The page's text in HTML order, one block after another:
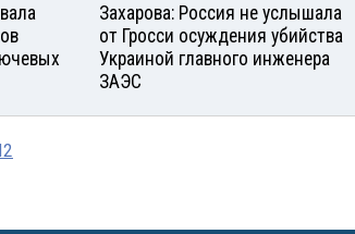
Захарова: Россия не услышала
от Гросси осуждения убийства
Украиной главного инженера
ЗАЭС